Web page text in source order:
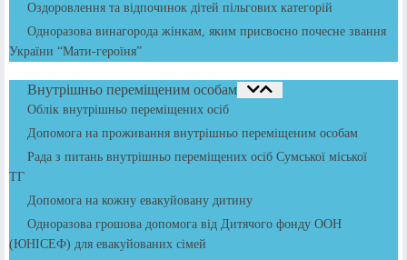
Оздоровлення та відпочинок дітей пільгових категорій
Одноразова винагорода жінкам, яким присвоєно почесне звання
України “Мати-героїня”
Внутрішньо переміщеним особам
Облік внутрішньо переміщених осіб
Допомога на проживання внутрішньо переміщеним особам
Рада з питань внутрішньо переміщених осіб Сумської міської
ТГ
Допомога на кожну евакуйовану дитину
Одноразова грошова допомога від Дитячого фонду ООН
(ЮНІСЕФ) для евакуйованих сімей